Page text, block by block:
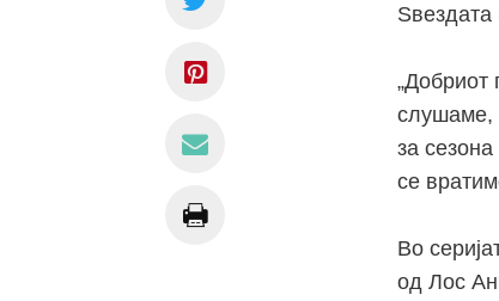
Ѕвездата
„Добриот
слушаме,
за
се
Во
од Лос